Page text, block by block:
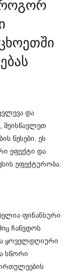
როგორ
და
შეისწავლეთ
წესები. ეს
ეფექტი და
ეფექტურობა.
ფინანსური
ჩაწვდოს
ყოველდღიური
სწორი